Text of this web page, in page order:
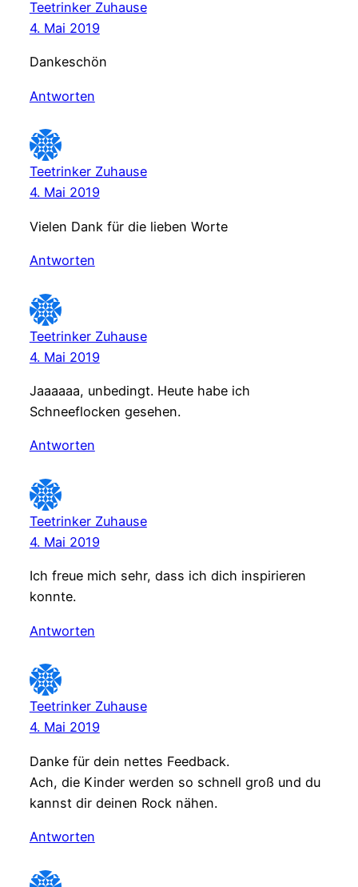
Teetrinker Zuhause
4. Mai 2019
Dankeschön
Antworten
Teetrinker Zuhause
4. Mai 2019
Vielen Dank für die lieben Worte
Antworten
Teetrinker Zuhause
4. Mai 2019
Jaaaaaa, unbedingt. Heute habe ich
Schneeflocken gesehen.
Antworten
Teetrinker Zuhause
4. Mai 2019
Ich freue mich sehr, dass ich dich inspirieren
konnte.
Antworten
Teetrinker Zuhause
4. Mai 2019
Danke für dein nettes Feedback.
Ach, die Kinder werden so schnell groß und du
kannst dir deinen Rock nähen.
Antworten